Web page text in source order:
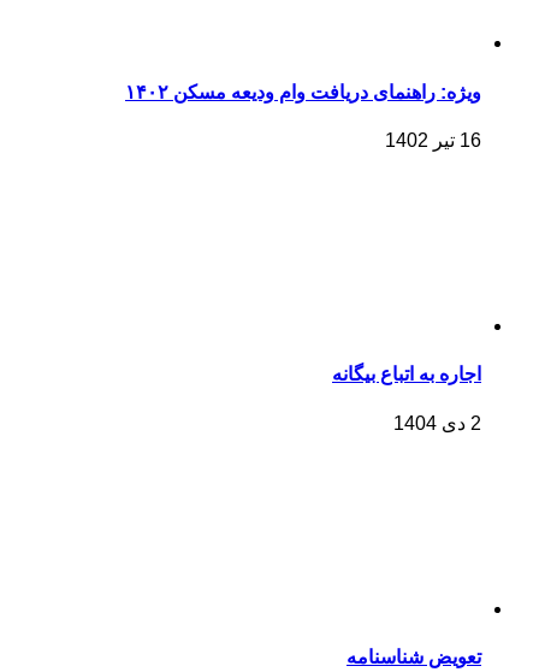
ویژه: راهنمای دریافت وام ودیعه مسکن ۱۴۰۲
16 تیر 1402
اجاره به اتباع بیگانه
2 دی 1404
تعویض شناسنامه